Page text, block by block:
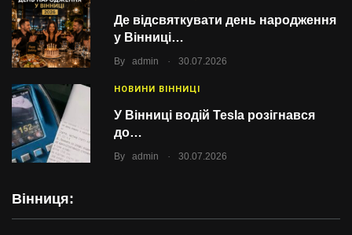
Де відсвяткувати день народження
у Вінниці…
By admin . 30.07.2026
НОВИНИ ВІННИЦІ
У Вінниці водій Tesla розігнався
до…
By admin . 30.07.2026
Вінниця: